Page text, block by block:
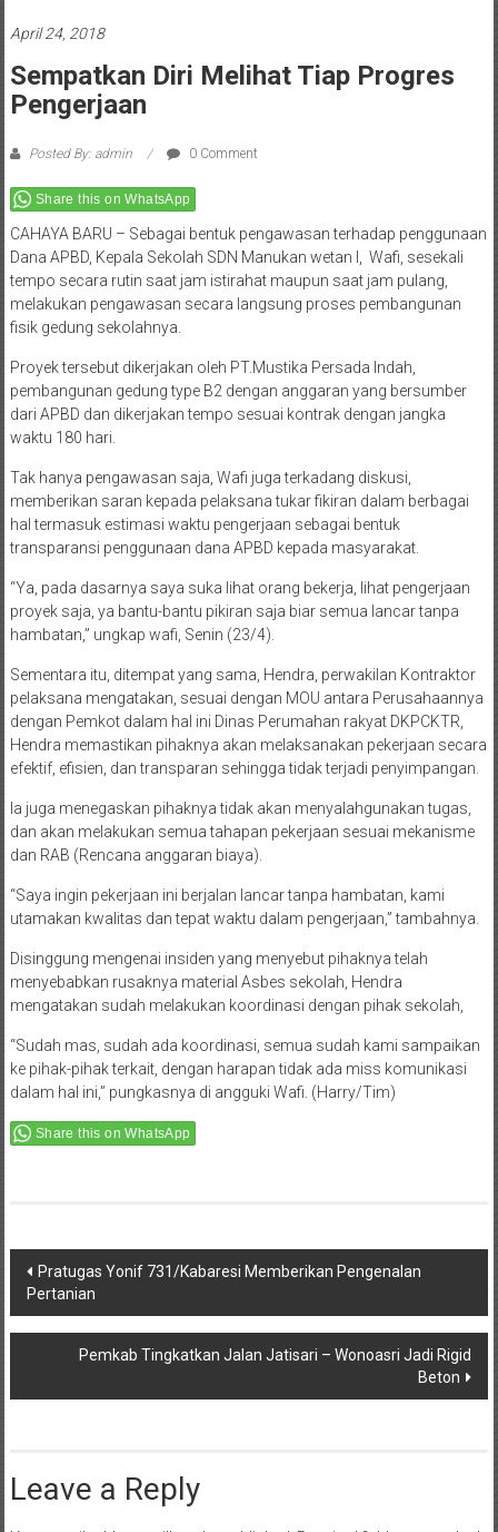
April 24, 2018
Sempatkan Diri Melihat Tiap Progres
Pengerjaan
Posted By: admin 0 Comment
Share this on WhatsApp
CAHAYA BARU – Sebagai bentuk pengawasan terhadap penggunaan
Dana APBD, Kepala Sekolah SDN Manukan wetan I, Wafi, sesekali
tempo secara rutin saat jam istirahat maupun saat jam pulang,
melakukan pengawasan secara langsung proses pembangunan
fisik gedung sekolahnya.
Proyek tersebut dikerjakan oleh PT.Mustika Persada Indah,
pembangunan gedung type B2 dengan anggaran yang bersumber
dari APBD dan dikerjakan tempo sesuai kontrak dengan jangka
waktu 180 hari.
Tak hanya pengawasan saja, Wafi juga terkadang diskusi,
memberikan saran kepada pelaksana tukar fikiran dalam berbagai
hal termasuk estimasi waktu pengerjaan sebagai bentuk
transparansi penggunaan dana APBD kepada masyarakat.
“Ya, pada dasarnya saya suka lihat orang bekerja, lihat pengerjaan
proyek saja, ya bantu-bantu pikiran saja biar semua lancar tanpa
hambatan,” ungkap wafi, Senin (23/4).
Sementara itu, ditempat yang sama, Hendra, perwakilan Kontraktor
pelaksana mengatakan, sesuai dengan MOU antara Perusahaannya
dengan Pemkot dalam hal ini Dinas Perumahan rakyat DKPCKTR,
Hendra memastikan pihaknya akan melaksanakan pekerjaan secara
efektif, efisien, dan transparan sehingga tidak terjadi penyimpangan.
Ia juga menegaskan pihaknya tidak akan menyalahgunakan tugas,
dan akan melakukan semua tahapan pekerjaan sesuai mekanisme
dan RAB (Rencana anggaran biaya).
“Saya ingin pekerjaan ini berjalan lancar tanpa hambatan, kami
utamakan kwalitas dan tepat waktu dalam pengerjaan,” tambahnya.
Disinggung mengenai insiden yang menyebut pihaknya telah
menyebabkan rusaknya material Asbes sekolah, Hendra
mengatakan sudah melakukan koordinasi dengan pihak sekolah,
“Sudah mas, sudah ada koordinasi, semua sudah kami sampaikan
ke pihak-pihak terkait, dengan harapan tidak ada miss komunikasi
dalam hal ini,” pungkasnya di angguki Wafi. (Harry/Tim)
Share this on WhatsApp
Post
navigation
Pratugas Yonif 731/Kabaresi Memberikan Pengenalan
Pertanian
Pemkab Tingkatkan Jalan Jatisari – Wonoasri Jadi Rigid
Beton
Leave a Reply